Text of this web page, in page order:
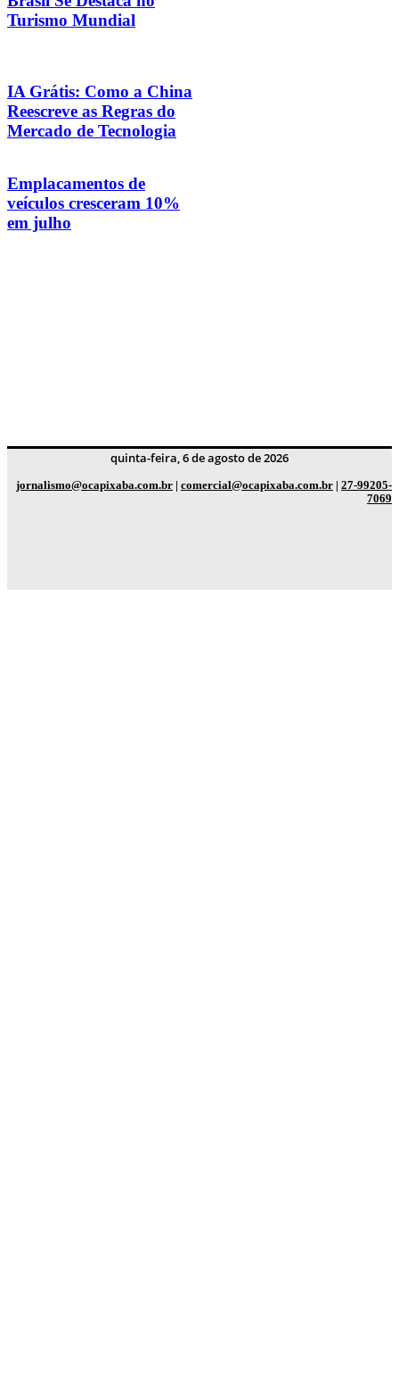
Turismo Mundial
IA Grátis: Como a China
Reescreve as Regras do
Mercado de Tecnologia
Emplacamentos de
veículos cresceram 10%
em julho
quinta-feira, 6 de agosto de 2026
jornalismo@ocapixaba.com.br | comercial@ocapixaba.com.br | 27-99205-
7069